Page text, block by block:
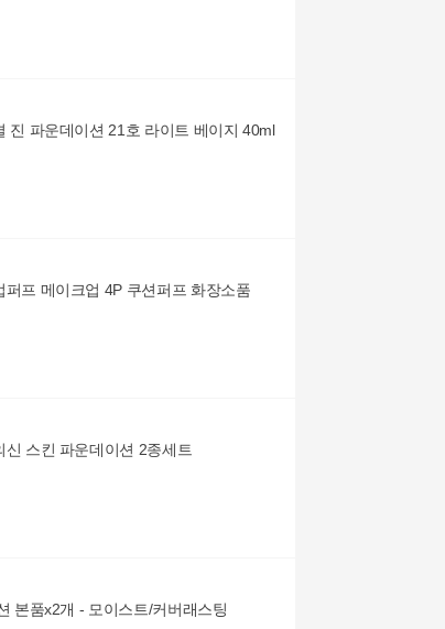
진 파운데이션 21호 라이트 베이지 40ml
퍼프 메이크업 4P 쿠션퍼프 화장소품
신 스킨 파운데이션 2종세트
본품x2개 - 모이스트/커버래스팅